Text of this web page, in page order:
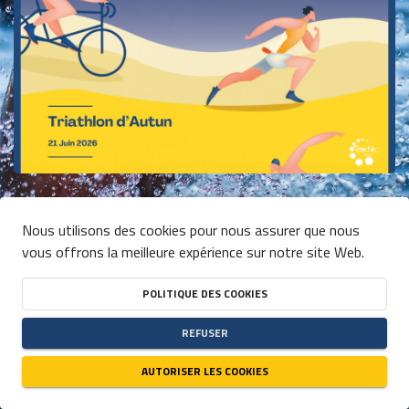
person
TRIATHLON XS - INDIVIDUEL
DATE
21/06/2026
09:00(UTC+01:00)
DISPONIBILITÉ
close
Nous utilisons des cookies pour nous assurer que nous
vous offrons la meilleure expérience sur notre site Web.
POLITIQUE DES COOKIES
REFUSER
AUTORISER LES COOKIES